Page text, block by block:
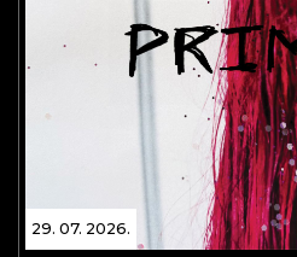
29. 07. 2026.